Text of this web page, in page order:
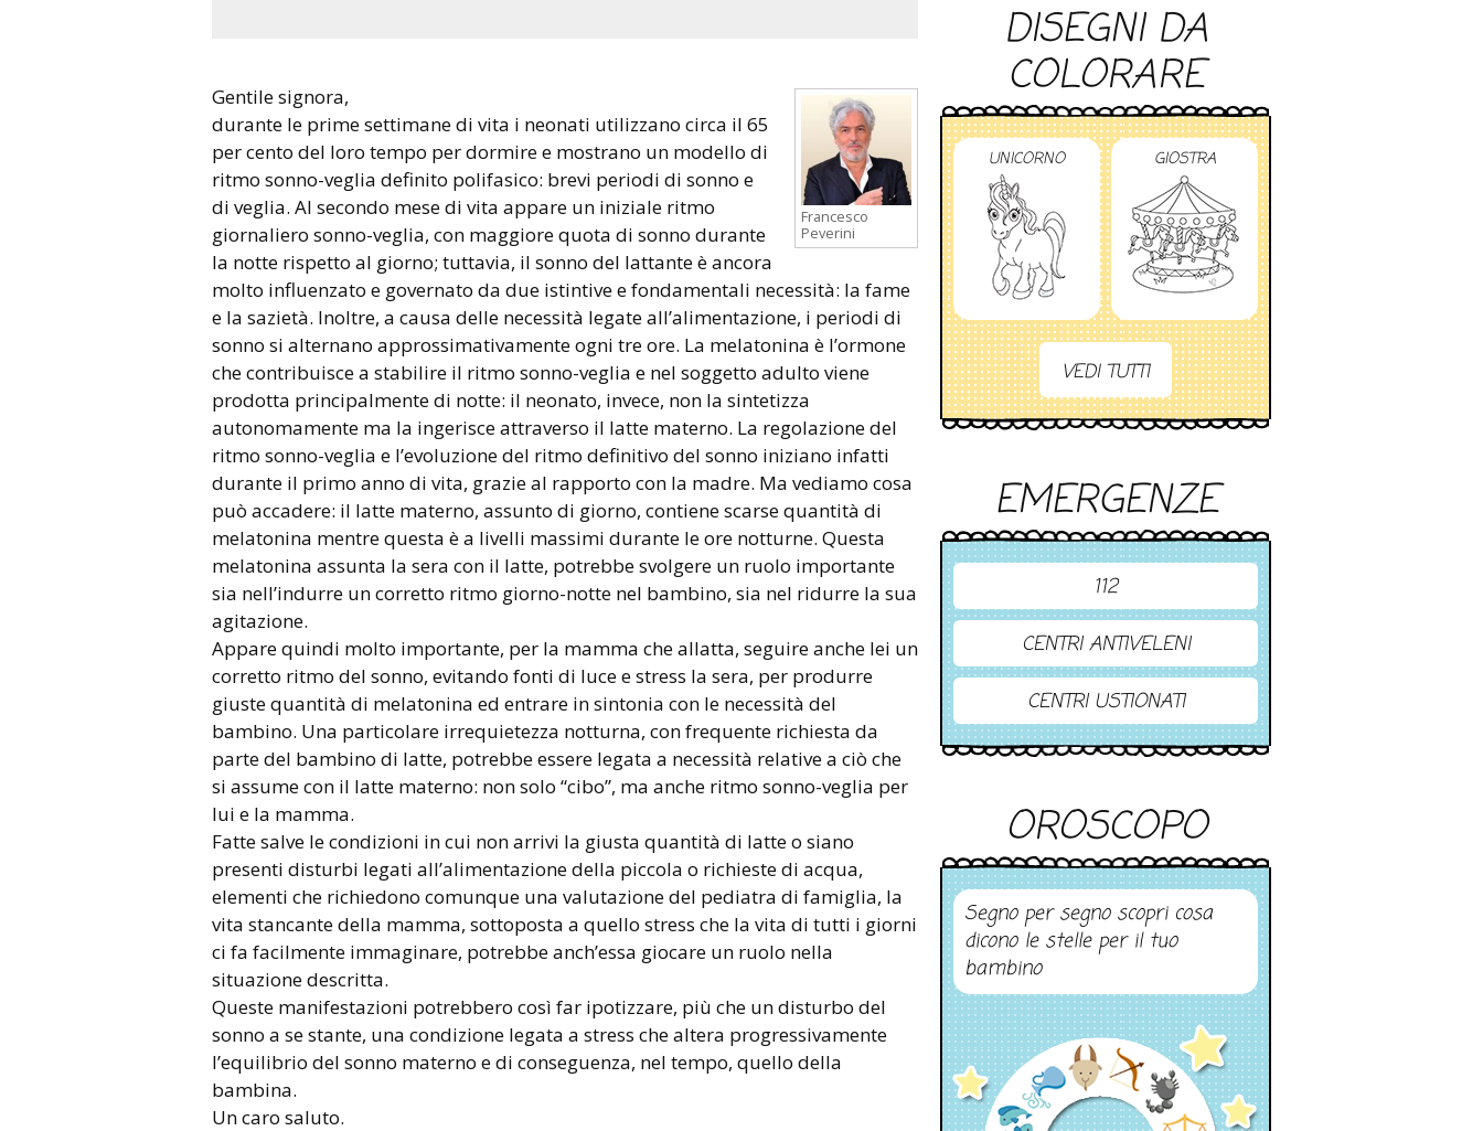
Francesco
Peverini
Gentile signora,
durante le prime settimane di vita i neonati utilizzano circa il 65
per cento del loro tempo per dormire e mostrano un modello di
ritmo sonno-veglia definito polifasico: brevi periodi di sonno e
di veglia. Al secondo mese di vita appare un iniziale ritmo
giornaliero sonno-veglia, con maggiore quota di sonno durante
la notte rispetto al giorno; tuttavia, il sonno del lattante è ancora
molto influenzato e governato da due istintive e fondamentali necessità: la fame
e la sazietà. Inoltre, a causa delle necessità legate all’alimentazione, i periodi di
sonno si alternano approssimativamente ogni tre ore. La melatonina è l’ormone
che contribuisce a stabilire il ritmo sonno-veglia e nel soggetto adulto viene
prodotta principalmente di notte: il neonato, invece, non la sintetizza
autonomamente ma la ingerisce attraverso il latte materno. La regolazione del
ritmo sonno-veglia e l’evoluzione del ritmo definitivo del sonno iniziano infatti
durante il primo anno di vita, grazie al rapporto con la madre. Ma vediamo cosa
può accadere: il latte materno, assunto di giorno, contiene scarse quantità di
melatonina mentre questa è a livelli massimi durante le ore notturne. Questa
melatonina assunta la sera con il latte, potrebbe svolgere un ruolo importante
sia nell’indurre un corretto ritmo giorno-notte nel bambino, sia nel ridurre la sua
agitazione.
Appare quindi molto importante, per la mamma che allatta, seguire anche lei un
corretto ritmo del sonno, evitando fonti di luce e stress la sera, per produrre
giuste quantità di melatonina ed entrare in sintonia con le necessità del
bambino. Una particolare irrequietezza notturna, con frequente richiesta da
parte del bambino di latte, potrebbe essere legata a necessità relative a ciò che
si assume con il latte materno: non solo “cibo”, ma anche ritmo sonno-veglia per
lui e la mamma.
Fatte salve le condizioni in cui non arrivi la giusta quantità di latte o siano
presenti disturbi legati all’alimentazione della piccola o richieste di acqua,
elementi che richiedono comunque una valutazione del pediatra di famiglia, la
vita stancante della mamma, sottoposta a quello stress che la vita di tutti i giorni
ci fa facilmente immaginare, potrebbe anch’essa giocare un ruolo nella
situazione descritta.
Queste manifestazioni potrebbero così far ipotizzare, più che un disturbo del
sonno a se stante, una condizione legata a stress che altera progressivamente
l’equilibrio del sonno materno e di conseguenza, nel tempo, quello della
bambina.
Un caro saluto.
DISEGNI DA
COLORARE
UNICORNO GIOSTRA
VEDI TUTTI
EMERGENZE
112
CENTRI ANTIVELENI
CENTRI USTIONATI
OROSCOPO
Segno per segno scopri cosa
dicono le stelle per il tuo
bambino